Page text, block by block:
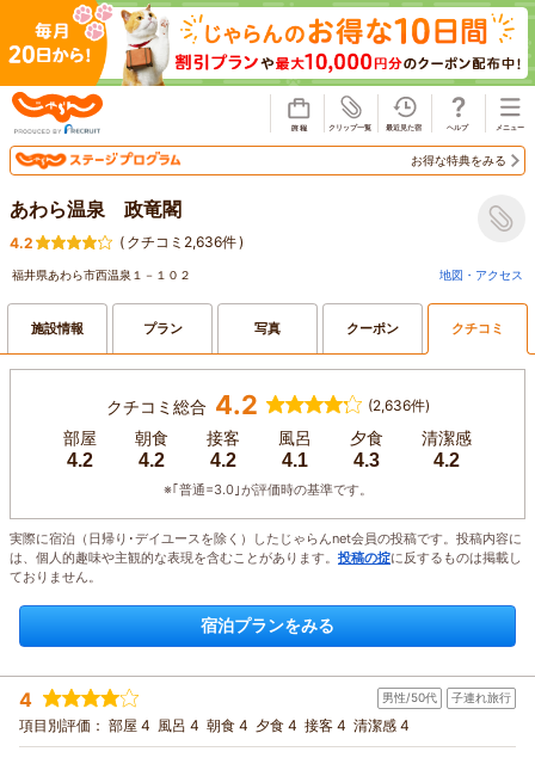
お得な特典をみる
あわら温泉 政竜閣
4.2 ( クチコミ2,636件)
福井県あわら市西温泉１－１０２ 地図・アクセス
施設情報 プラン 写真 クーポン クチコミ
クチコミ総合 4.2 (2,636件)
部屋
4.2
朝食
4.2
接客
4.2
風呂
4.1
夕食
4.3
清潔感
4.2
※｢普通=3.0｣が評価時の基準です。
実際に宿泊（日帰り･デイユースを除く）したじゃらんnet会員の投稿です。投稿内容に
は、個人的趣味や主観的な表現を含むことがあります。 投稿の掟に反するものは掲載し
ておりません。
宿泊プランをみる
4 男性/50代 子連れ旅行
項目別評価： 部屋 4 風呂 4 朝食 4 夕食 4 接客 4 清潔感 4